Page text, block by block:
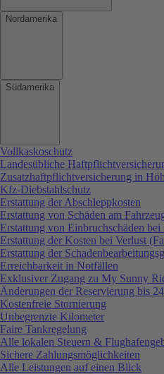
Nordamerika
Südamerika
Vollkaskoschutz
Landesübliche
Zusatzhaftpflichtversicherung in
Kfz-Diebstahlschutz
Erstattung der Abschleppkosten
Erstattung von Schäden am
Erstattung von Einbruchschäden bei
Erstattung der Kosten bei Verlust
Erstattung der
Erreichbarkeit in Notfällen
Exklusiver Zugang zu My Sunny
Änderungen der Reservierung bis
Kostenfreie Stornierung
Unbegrenzte Kilometer
Faire Tankregelung
Alle lokalen Steuern &
Sichere Zahlungsmöglichkeiten
Alle Leistungen auf einen Blick